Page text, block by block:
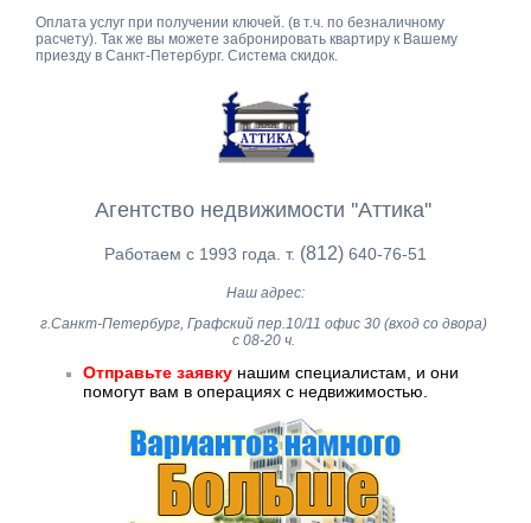
Оплата услуг при получении ключей. (в т.ч. по безналичному
расчету). Так же вы можете забронировать квартиру к Вашему
приезду в Санкт-Петербург. Система скидок.
Агентство недвижимости ''Аттика''
Работаем с 1993 года. т. (812) 640-76-51
Наш адрес:
г.Санкт-Петербург, Графский пер.10/11 офис 30 (вход со двора)
с 08-20 ч.
Отправьте заявку нашим специалистам, и они
помогут вам в операциях с недвижимостью.